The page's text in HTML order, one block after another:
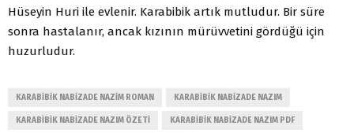
Hüseyin Huri ile evlenir. Karabibik artık mutludur. Bir süre
sonra hastalanır, ancak kızının mürüvvetini gördüğü için
huzurludur.
KARABIBIK NABIZADE NAZIM ROMAN KARABIBIK NABIZADE NAZIM
KARABIBIK NABIZADE NAZIM ÖZETI KARABIBIK NABIZADE NAZIM PDF